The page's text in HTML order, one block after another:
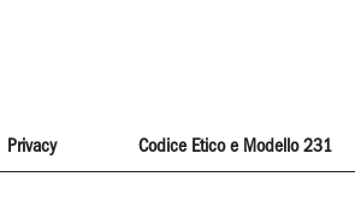
Privacy Codice Etico e Modello 231